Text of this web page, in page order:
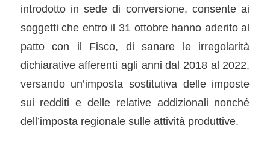
introdotto in sede di conversione, consente ai
soggetti che entro il 31 ottobre hanno aderito al
patto con il Fisco, di sanare le irregolarità
dichiarative afferenti agli anni dal 2018 al 2022,
versando un’imposta sostitutiva delle imposte
sui redditi e delle relative addizionali nonché
dell’imposta regionale sulle attività produttive.